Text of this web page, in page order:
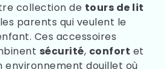
collection de tours de lit
parents qui veulent le
Ces accessoires
sécurité, confort et
environnement douillet où